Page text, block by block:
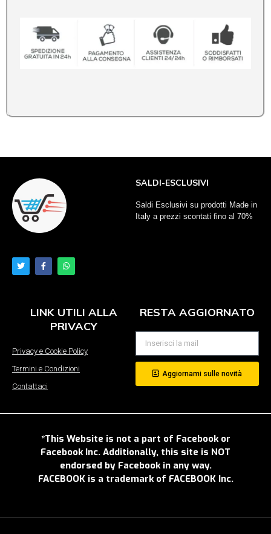
SALDI-ESCLUSIVI
Saldi Esclusivi su prodotti Made in
Italy a prezzi scontati fino al 70%
LINK UTILI ALLA
PRIVACY
Privacy e Cookie Policy
Termini e Condizioni
Contattaci
RESTA AGGIORNATO
Aggiornami sulle novità
*This Website is not a part of Facebook or
Facebook Inc. Additionally, this site is NOT
endorsed by Facebook in any way.
FACEBOOK is a trademark of FACEBOOK Inc.